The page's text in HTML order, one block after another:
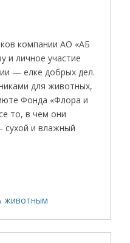
компании АО «АБ
и личное участие
— елке добрых дел.
для животных,
Фонда «Флора и
то, в чем они
и влажный
животным